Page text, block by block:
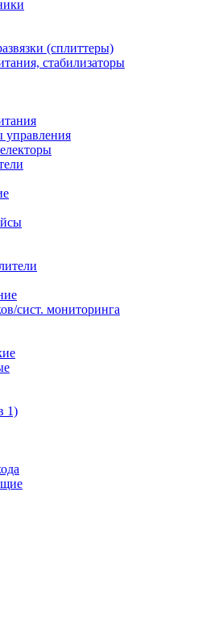
(сплиттеры)
стабилизаторы
сист. мониторинга
1)